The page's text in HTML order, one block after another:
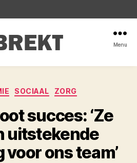
Menu
Categorieën
SOCIAAL ZORG
succes: ‘Ze
uitstekende
ons team’